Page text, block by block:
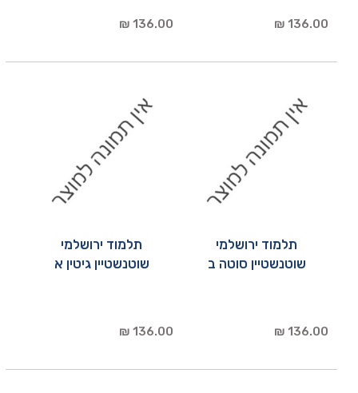
136.00 ₪
136.00 ₪
תלמוד ירושלמי
שוטנשטיין סוטה ב
136.00 ₪
תלמוד ירושלמי
שוטנשטיין גיטין א
136.00 ₪